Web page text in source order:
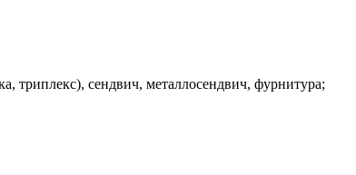
триплекс), сендвич, металлосендвич, фурнитура;